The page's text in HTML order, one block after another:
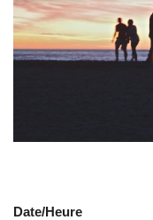
Date/Heure